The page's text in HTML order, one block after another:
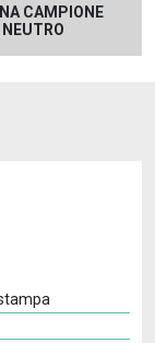
CAMPIONE
NEUTRO